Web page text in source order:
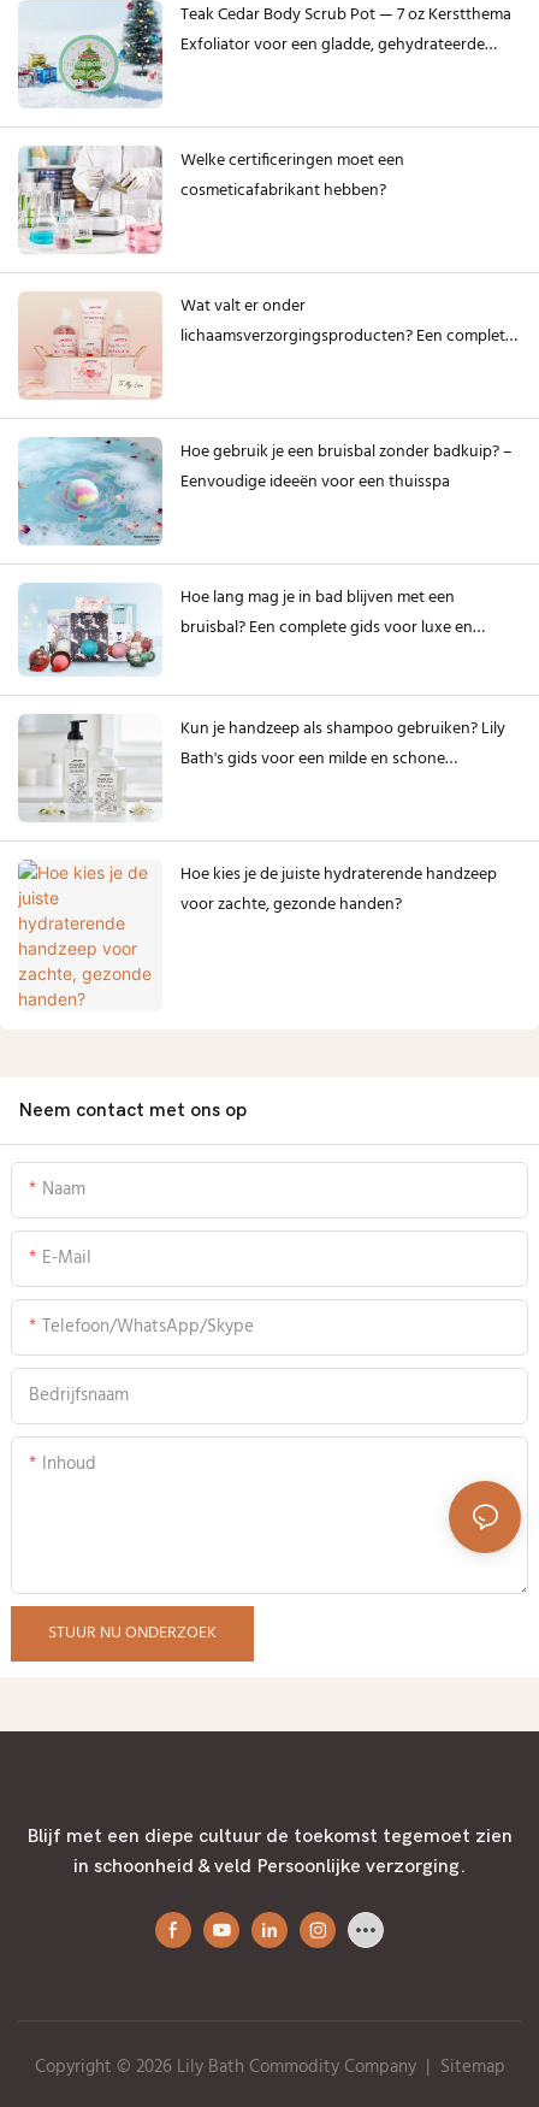
Teak Cedar Body Scrub Pot — 7 oz Kerstthema
Exfoliator voor een gladde, gehydrateerde
Welke certificeringen moet een
cosmeticafabrikant hebben?
Wat valt er onder
lichaamsverzorgingsproducten? Een complete
Hoe gebruik je een bruisbal zonder badkuip? –
Eenvoudige ideeën voor een thuisspa
Hoe lang mag je in bad blijven met een
bruisbal? Een complete gids voor luxe en
Kun je handzeep als shampoo gebruiken? Lily
Bath's gids voor een milde en schone
Hoe kies je de juiste hydraterende handzeep
voor zachte, gezonde handen?
Neem contact met ons op
Naam
E-Mail
Telefoon/WhatsApp/Skype
Bedrijfsnaam
Inhoud
STUUR NU ONDERZOEK
Blijf met een diepe cultuur de toekomst tegemoet zien
in schoonheid & veld Persoonlijke verzorging.
Copyright © 2026 Lily Bath Commodity Company | Sitemap